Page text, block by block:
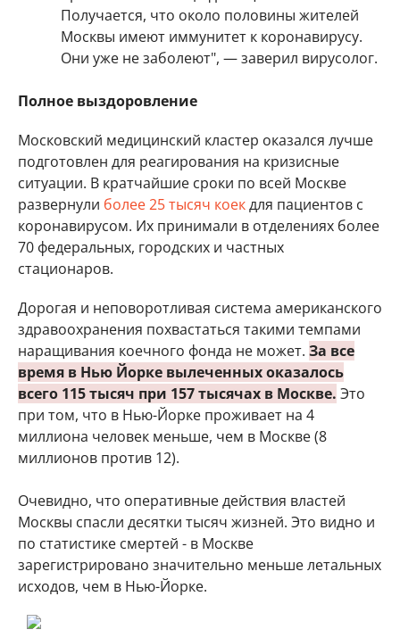
Получается, что около половины жителей
Москвы имеют иммунитет к коронавирусу.
Они уже не заболеют", — заверил вирусолог.
Полное выздоровление
Московский медицинский кластер оказался лучше
подготовлен для реагирования на кризисные
ситуации. В кратчайшие сроки по всей Москве
развернули более 25 тысяч коекдля пациентов с
коронавирусом. Их принимали в отделениях более
70 федеральных, городских и частных
стационаров.
Дорогая и неповоротливая система американского
здравоохранения похвастаться такими темпами
наращивания коечного фонда не может. За все
время в Нью Йорке вылеченных оказалось
всего 115 тысяч при 157 тысячах в Москве. Это
при том, что в Нью-Йорке проживает на 4
миллиона человек меньше, чем в Москве (8
миллионов против 12).
Очевидно, что оперативные действия властей
Москвы спасли десятки тысяч жизней. Это видно и
по статистике смертей - в Москве
зарегистрировано значительно меньше летальных
исходов, чем в Нью-Йорке.